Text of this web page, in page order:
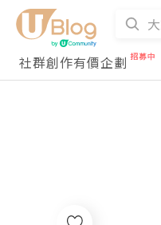
社群創作有價企劃